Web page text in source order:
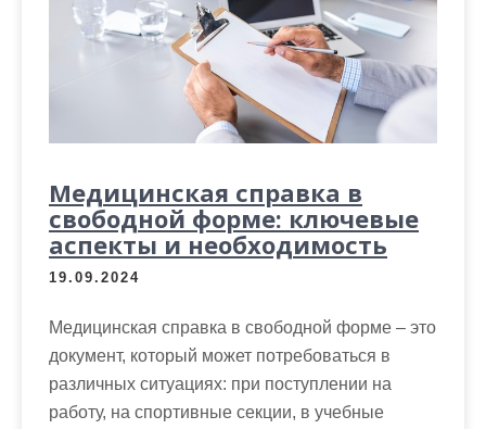
Медицинская справка в
свободной форме: ключевые
аспекты и необходимость
19.09.2024
Медицинская справка в свободной форме – это
документ, который может потребоваться в
различных ситуациях: при поступлении на
работу, на спортивные секции, в учебные